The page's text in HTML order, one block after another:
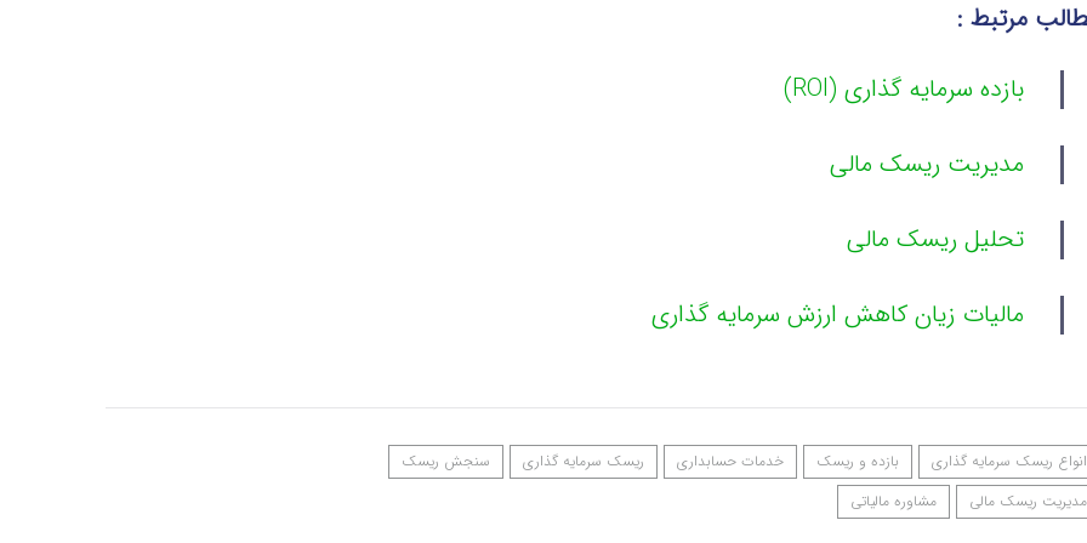
مرتبط :
بازده سرمایه گذاری (ROI)
مدیریت ریسک مالی
تحلیل ریسک مالی
مالیات زیان کاهش ارزش سرمایه گذاری
انواع ریسک سرمایه‌ گذاری بازده و ریسک خدمات حسابداری ریسک سرمایه‌ گذاری
سنجش ریسک
مدیریت ریسک مالی
مشاوره مالیاتی